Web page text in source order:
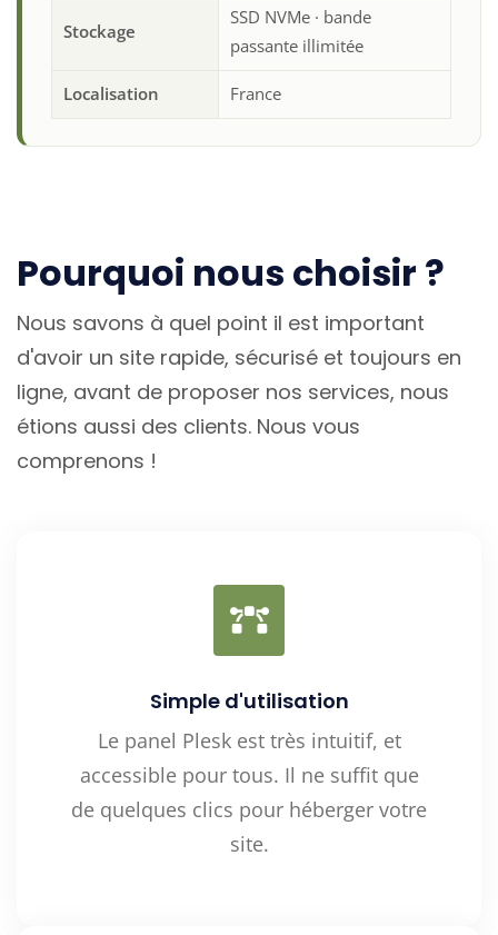
Stockage
SSD NVMe · bande
passante illimitée
Localisation France
Pourquoi nous choisir ?
Nous savons à quel point il est important
d'avoir un site rapide, sécurisé et toujours en
ligne, avant de proposer nos services, nous
étions aussi des clients. Nous vous
comprenons !
Simple d'utilisation
Le panel Plesk est très intuitif, et
accessible pour tous. Il ne suffit que
de quelques clics pour héberger votre
site.